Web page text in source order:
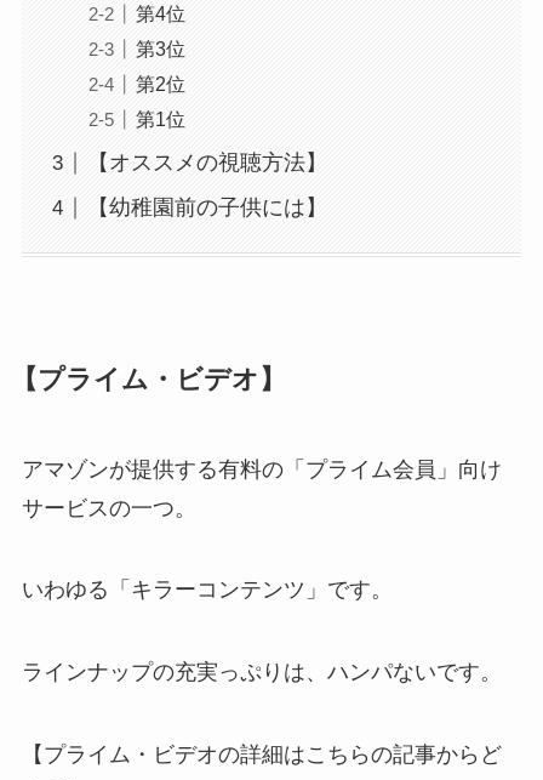
第4位
第3位
第2位
第1位
【オススメの視聴方法】
【幼稚園前の子供には】
【プライム・ビデオ】
アマゾンが提供する有料の「プライム会員」向け
サービスの一つ。
いわゆる「キラーコンテンツ」です。
ラインナップの充実っぷりは、ハンパないです。
【プライム・ビデオの詳細はこちらの記事からど